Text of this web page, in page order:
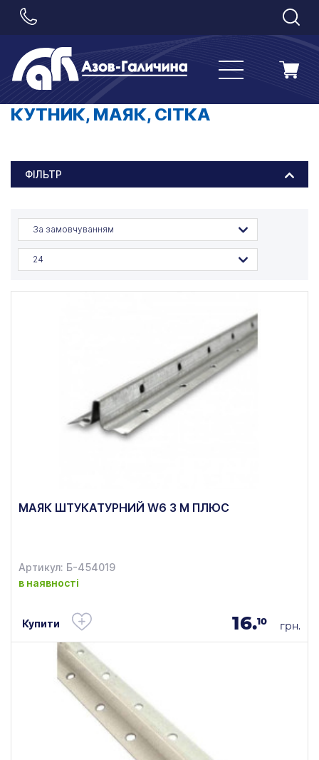
КУТНИК, МАЯК, СІТКА
ФІЛЬТР
За замовчуванням
24
МАЯК ШТУКАТУРНИЙ W6 3 М ПЛЮС
Артикул: Б-454019
в наявності
Купити 16.10 грн.